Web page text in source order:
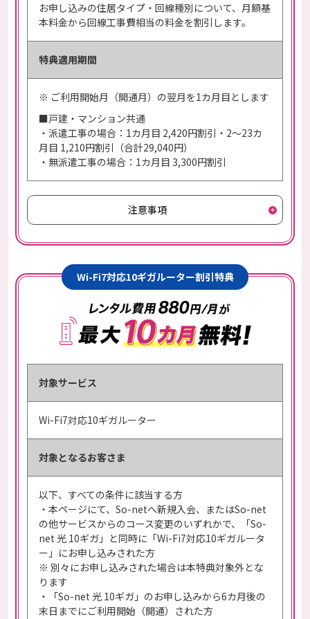
お申し込みの住居タイプ・回線種別について、月額基
本料金から回線工事費相当の料金を割引します。
特典適用期間
※ ご利用開始月（開通月）の翌月を1カ月目とします
■戸建・マンション共通
・派遣工事の場合：1カ月目 2,420円割引・2～23カ
月目 1,210円割引（合計29,040円）
・無派遣工事の場合：1カ月目 3,300円割引
注意事項
Wi-Fi7対応10ギガルーター割引特典
対象サービス
Wi-Fi7対応10ギガルーター
対象となるお客さま
以下、すべての条件に該当する方
・本ページにて、So-netへ新規入会、またはSo-net
の他サービスからのコース変更のいずれかで、「So-
net 光 10ギガ」と同時に「Wi-Fi7対応10ギガルータ
ー」にお申し込みされた方
※ 別々にお申し込みされた場合は本特典対象外とな
ります
・「So-net 光 10ギガ」のお申し込みから6カ月後の
末日までにご利用開始（開通）された方